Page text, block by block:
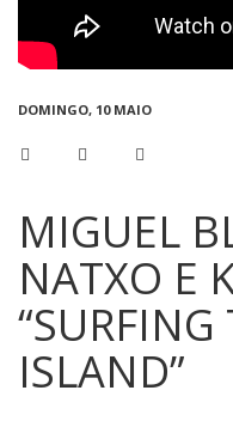
DOMINGO, 10 MAIO
MIGUEL
NATXO E
“SURFING
ISLAND”